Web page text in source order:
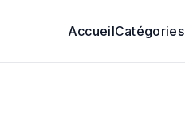
AccueilCatégories